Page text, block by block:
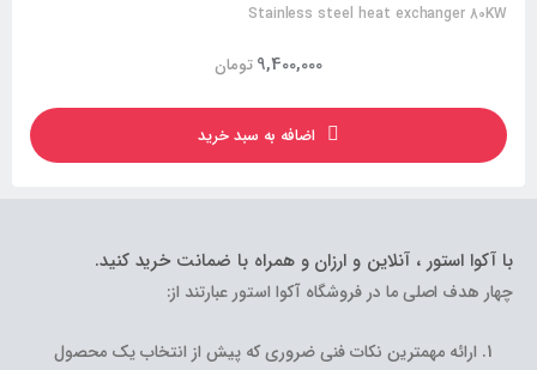
Stainless steel heat exchanger 80KW
تومان9,400,000
اضافه به سبد خرید
با آکوا استور ، آنلاین و ارزان و همراه با ضمانت خرید کنید.
چهار هدف اصلی ما در فروشگاه آکوا استور عبارتند از:
ارائه مهمترین نکات فنی ضروری که پیش از انتخاب یک محصول